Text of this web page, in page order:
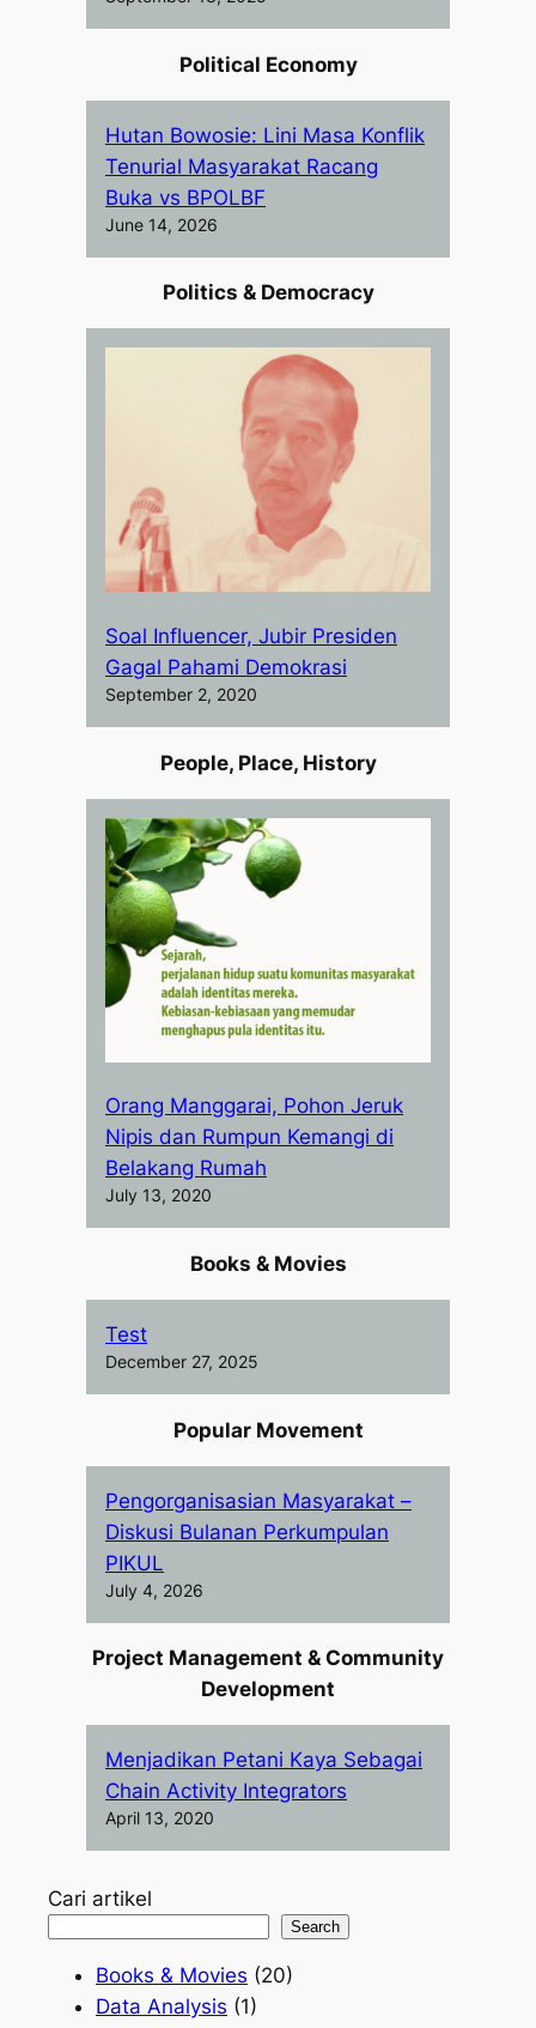
Political Economy
Hutan Bowosie: Lini Masa Konflik
Tenurial Masyarakat Racang
Buka vs BPOLBF
June 14, 2026
Politics & Democracy
Soal Influencer, Jubir Presiden
Gagal Pahami Demokrasi
September 2, 2020
People, Place, History
Orang Manggarai, Pohon Jeruk
Nipis dan Rumpun Kemangi di
Belakang Rumah
July 13, 2020
Books & Movies
Test
December 27, 2025
Popular Movement
Pengorganisasian Masyarakat –
Diskusi Bulanan Perkumpulan
PIKUL
July 4, 2026
Project Management & Community
Development
Menjadikan Petani Kaya Sebagai
Chain Activity Integrators
April 13, 2020
Cari artikel
Search
Books & Movies (20)
Data Analysis (1)